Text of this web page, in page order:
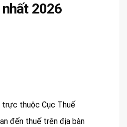
2026
trực thuộc Cục Thuế
đến thuế trên địa bàn